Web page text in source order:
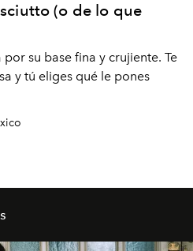
(o de lo que
su base fina y crujiente. Te
y tú eliges qué le pones